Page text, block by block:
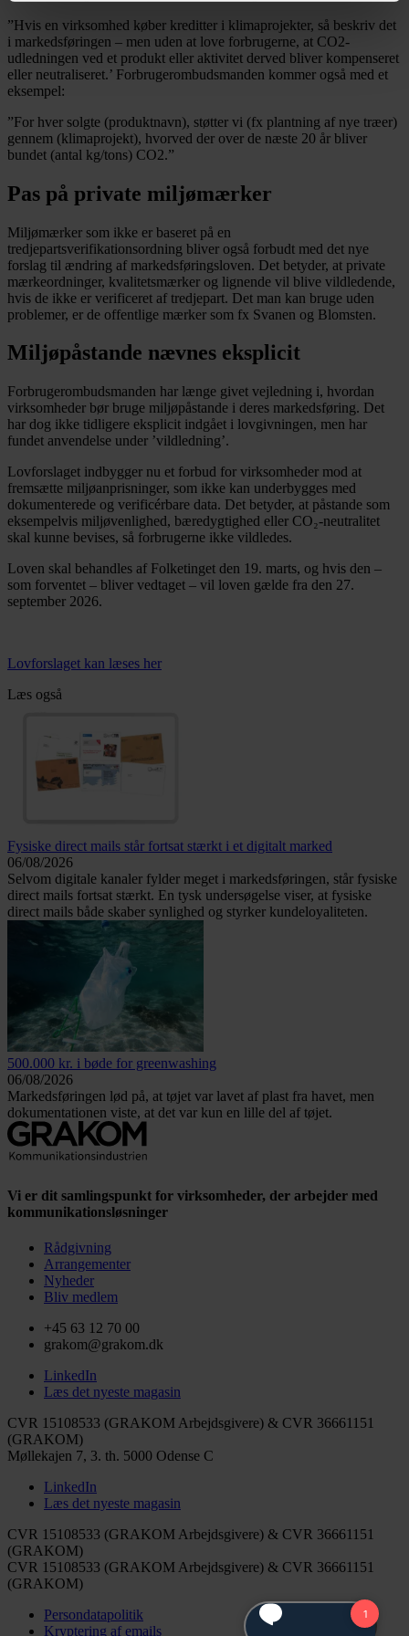
”Hvis en virksomhed køber kreditter i klimaprojekter, så beskriv det
i markedsføringen – men uden at love forbrugerne, at CO2-
udledningen ved et produkt eller aktivitet derved bliver kompenseret
eller neutraliseret.’ Forbrugerombudsmanden kommer også med et
eksempel:
”For hver solgte (produktnavn), støtter vi (fx plantning af nye træer)
gennem (klimaprojekt), hvorved der over de næste 20 år bliver
bundet (antal kg/tons) CO2.”
Pas på private miljømærker
Miljømærker som ikke er baseret på en
tredjepartsverifikationsordning bliver også forbudt med det nye
forslag til ændring af markedsføringsloven. Det betyder, at private
mærkeordninger, kvalitetsmærker og lignende vil blive vildledende,
hvis de ikke er verificeret af tredjepart. Det man kan bruge uden
problemer, er de offentlige mærker som fx Svanen og Blomsten.
Miljøpåstande nævnes eksplicit
Forbrugerombudsmanden har længe givet vejledning i, hvordan
virksomheder bør bruge miljøpåstande i deres markedsføring. Det
har dog ikke tidligere eksplicit indgået i lovgivningen, men har
fundet anvendelse under ’vildledning’.
Lovforslaget indbygger nu et forbud for virksomheder mod at
fremsætte miljøanprisninger, som ikke kan underbygges med
dokumenterede og verificérbare data. Det betyder, at påstande som
eksempelvis miljøvenlighed, bæredygtighed eller CO₂-neutralitet
skal kunne bevises, så forbrugerne ikke vildledes.
Loven skal behandles af Folketinget den 19. marts, og hvis den –
som forventet – bliver vedtaget – vil loven gælde fra den 27.
september 2026.
Lovforslaget kan læses her
Læs også
Fysiske direct mails står fortsat stærkt i et digitalt marked
06/08/2026
Selvom digitale kanaler fylder meget i markedsføringen, står fysiske
direct mails fortsat stærkt. En tysk undersøgelse viser, at fysiske
direct mails både skaber synlighed og styrker kundeloyaliteten.
500.000 kr. i bøde for greenwashing
06/08/2026
Markedsføringen lød på, at tøjet var lavet af plast fra havet, men
dokumentationen viste, at det var kun en lille del af tøjet.
Vi er dit samlingspunkt for virksomheder, der arbejder med
kommunikationsløsninger
Rådgivning
Arrangementer
Nyheder
Bliv medlem
+45 63 12 70 00
grakom@grakom.dk
LinkedIn
Læs det nyeste magasin
CVR 15108533 (GRAKOM Arbejdsgivere) & CVR 36661151
(GRAKOM)
Møllekajen 7, 3. th. 5000 Odense C
LinkedIn
Læs det nyeste magasin
CVR 15108533 (GRAKOM Arbejdsgivere) & CVR 36661151
(GRAKOM)
CVR 15108533 (GRAKOM Arbejdsgivere) & CVR 36661151
(GRAKOM)
Persondatapolitik
Kryptering af emails